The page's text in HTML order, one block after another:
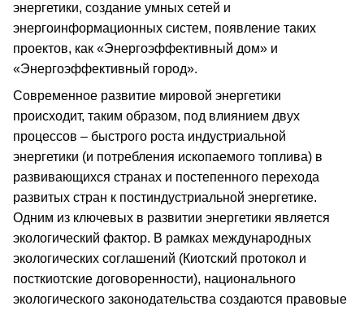
энергетики, создание умных сетей и
энергоинформационных систем, появление таких
проектов, как «Энергоэффективный дом» и
«Энергоэффективный город».
Современное развитие мировой энергетики
происходит, таким образом, под влиянием двух
процессов – быстрого роста индустриальной
энергетики (и потребления ископаемого топлива) в
развивающихся странах и постепенного перехода
развитых стран к постиндустриальной энергетике.
Одним из ключевых в развитии энергетики является
экологический фактор. В рамках международных
экологических соглашений (Киотский протокол и
посткиотские договоренности), национального
экологического законодательства создаются правовые